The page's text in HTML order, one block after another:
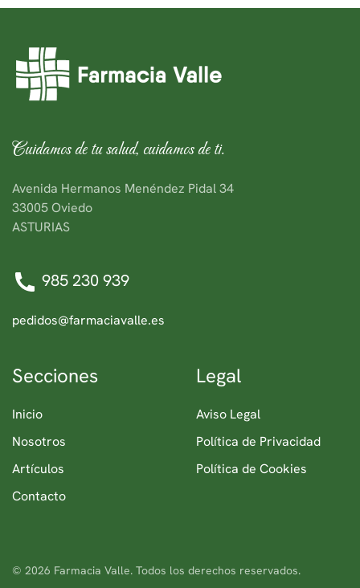
Cuidamos de tu salud, cuidamos de ti.
Avenida Hermanos Menéndez Pidal 34
33005 Oviedo
ASTURIAS
985 230 939
pedidos@farmaciavalle.es
Secciones
Inicio
Nosotros
Artículos
Contacto
Legal
Aviso Legal
Política de Privacidad
Política de Cookies
© 2026 Farmacia Valle. Todos los derechos reservados.